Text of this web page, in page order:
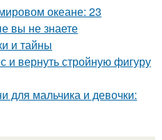
океане: 23
вы не знаете
и тайны
и вернуть стройную фигуру
для мальчика и девочки: